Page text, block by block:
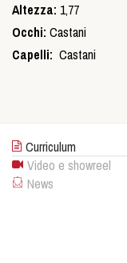
Altezza: 1,77
Occhi: Castani
Capelli: Castani
Curriculum
Video e showreel
News